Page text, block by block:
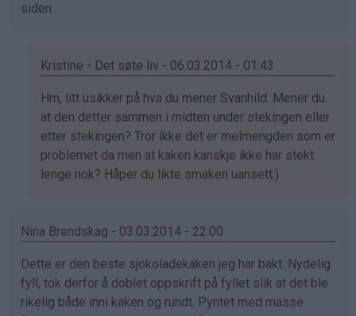
siden .
Kristine - Det søte liv - 06.03.2014 - 01:43
Som
svar
på
av
Svanhild
Hm, litt usikker på hva du mener Svanhild. Mener du
at den detter sammen i midten under stekingen eller
etter stekingen? Tror ikke det er melmengden som er
problemet da men at kaken kanskje ikke har stekt
lenge nok? Håper du likte smaken uansett:)
Nina Brendskag - 03.03.2014 - 22:00
Dette er den beste sjokoladekaken jeg har bakt. Nydelig
fyll, tok derfor å doblet oppskrift på fyllet slik at det ble
rikelig både inni kaken og rundt. Pyntet med masse